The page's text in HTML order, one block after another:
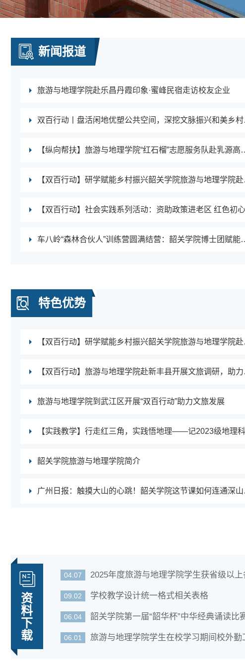
新闻报道
旅游与地理学院赴乐昌丹霞印象·蜜峰民宿走访校友企业
双百行动丨
【纵向帮扶】旅游与地理学院“红
【双百
车八岭“森林合伙人”训练营圆满结营：韶关学
特色优势
【双百
【双百
旅游与地理学院到武江区开展“双百行动”助力文旅发展
韶关学院旅游与地理学院简介
广州
资
料
下
载
04.07 2025年度旅游与地理学院学生获省级以上各类竞
09.02 学校教学设计统一格式相关表格
06.04 韶关学院第一届“韶华杯”中华经典诵读比
06.01 旅游与地理学院学生在校学习期间校外勤